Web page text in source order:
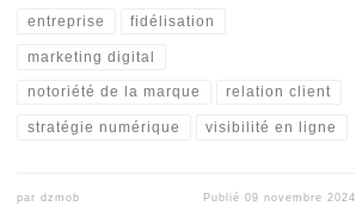
entreprise fidélisation
marketing digital
notoriété de la marque relation client
stratégie numérique visibilité en ligne
pardzmob Publié 09 novembre 2024